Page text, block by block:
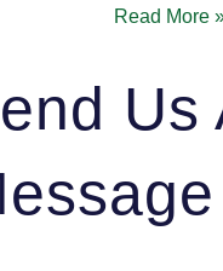
Read More
Us